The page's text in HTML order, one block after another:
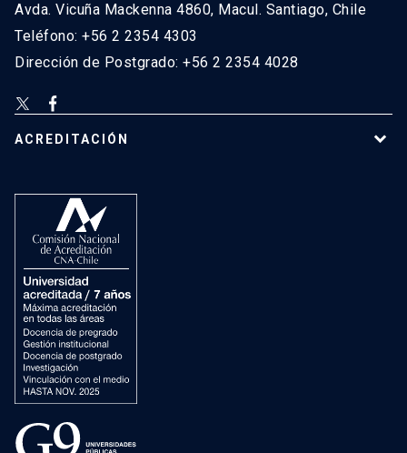
Avda. Vicuña Mackenna 4860, Macul. Santiago, Chile
Teléfono: +56 2 2354 4303
Dirección de Postgrado: +56 2 2354 4028
ACREDITACIÓN